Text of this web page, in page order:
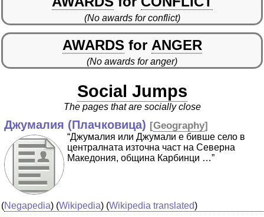
(No awards for conflict)
AWARDS for ANGER
(No awards for anger)
Social Jumps
The pages that are socially close
Джумалия (Плачковица) [Geography]
“Джумалия или Джумали е бивше село в
централната източна част на Северна
Македония, община Карбинци …”
(Negapedia) (Wikipedia) (Wikipedia translated)